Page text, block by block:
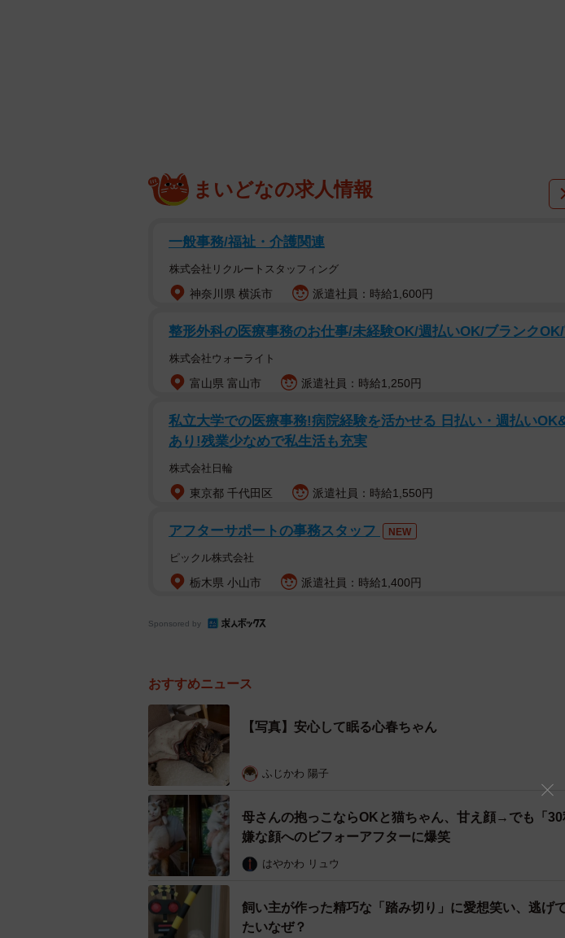
色を楽しみます。
大きな音のする工場と多くの猫と暮らすシェルターだけ。もちろん工
くて、お友達がたくさんいたんですよ。
仲間と過ごした9年間
賑やかでそれなりに幸せだった工場とシェルターの暮らしですが、心
ものがありました。それは「特別」というもの。工場ではお世話をし
爺さんただ一人。一人で十数匹の猫のお世話をしていましたから、お
お爺さんが工場を定年退職する2021年春に、心春ちゃんと仲間たちは
の会」のシェルター「ねこのおうち」へ。ここでもお世話をしてくれ
特別な人ではありませんでした。みんなのスタッフさん。工場のお爺
まいどなの求人情報
一般事務/福祉・介護関連
株式会社リクルートスタッフィング
神奈川県 横浜市 派遣社員：時給1,600円
整形外科の医療事務のお仕事/未経験OK/週払いOK/ブランク
株式会社ウォーライト
富山県 富山市 派遣社員：時給1,250円
私立大学での医療事務!病院経験を活かせる 日払い・週払い
あり!残業少なめで私生活も充実
株式会社日輪
東京都 千代田区 派遣社員：時給1,550円
アフターサポートの事務スタッフ NEW
ピックル株式会社
栃木県 小山市 派遣社員：時給1,400円
Sponsored by
おすすめニュース
【写真】安心して眠る心春ちゃん
ふじかわ 陽子
母さんの抱っこならOKと猫ちゃん、甘え顔→でも「
嫌な顔へのビフォーアフターに爆笑
はやかわ リュウ
飼い主が作った精巧な「踏み切り」に愛想笑い、逃げ
たいなぜ？